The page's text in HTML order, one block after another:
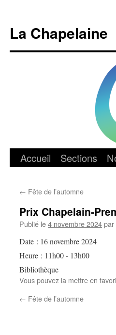
contenu
La Chapelaine
Accueil Sections
← Fête de l’automne
Prix Chapelain-
Publié le4 novembre 2024par
Date : 16 novembre 2024
Heure : 11h00 - 13h00
Bibliothèque
Vous pouvez la mettre en
← Fête de l’automne